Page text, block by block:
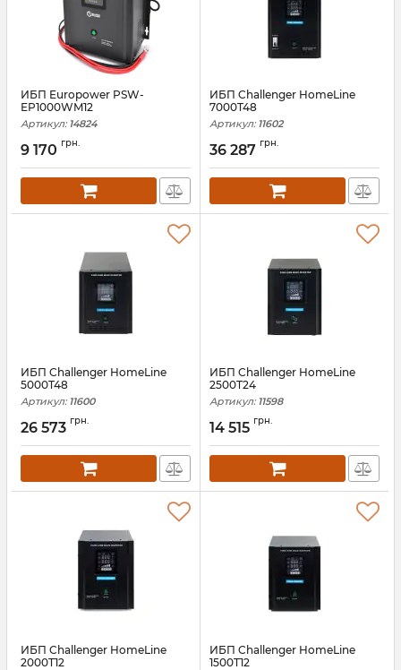
ИБП Europower PSW-
EP1000WM12
Артикул: 14824
9 170 грн.
ИБП Challenger HomeLine
7000T48
Артикул: 11602
36 287 грн.
ИБП Challenger HomeLine
5000T48
Артикул: 11600
26 573 грн.
ИБП Challenger HomeLine
2500T24
Артикул: 11598
14 515 грн.
ИБП Challenger HomeLine
2000T12
ИБП Challenger HomeLine
1500T12